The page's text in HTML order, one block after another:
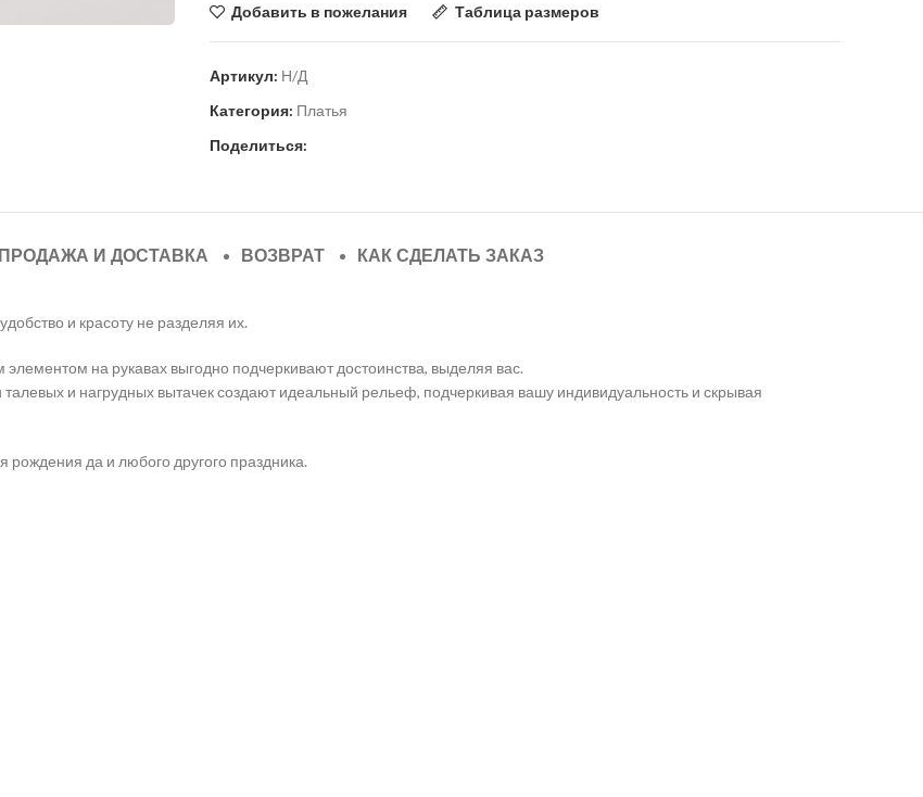
Добавить в пожелания Таблица размеров
Артикул: Н/Д
Категория: Платья
Поделиться:
ПРОДАЖА И ДОСТАВКА ВОЗВРАТ КАК СДЕЛАТЬ ЗАКАЗ
и красоту не разделяя их.
на рукавах выгодно подчеркивают достоинства, выделяя вас.
и нагрудных вытачек создают идеальный рельеф, подчеркивая вашу индивидуальность и скрывая
рождения да и любого другого праздника.